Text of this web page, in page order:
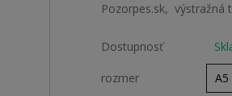
Pozorpes.sk, výstražná
Dostupnosť
rozmer